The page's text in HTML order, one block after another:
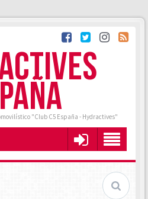
"Club C5 España - Hydractives"